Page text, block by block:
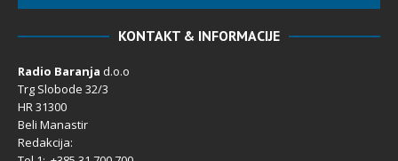
KONTAKT & INFORMACIJE
Radio Baranja d.o.o
Trg Slobode 32/3
HR 31300
Beli Manastir
Redakcija: